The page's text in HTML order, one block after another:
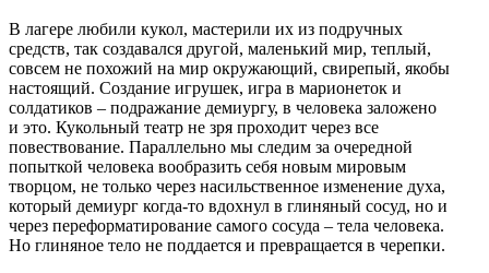
В лагере любили кукол, мастерили их из подручных
средств, так создавался другой, маленький мир, теплый,
совсем не похожий на мир окружающий, свирепый, якобы
настоящий. Создание игрушек, игра в марионеток и
солдатиков – подражание демиургу, в человека заложено
и это. Кукольный театр не зря проходит через все
повествование. Параллельно мы следим за очередной
попыткой человека вообразить себя новым мировым
творцом, не только через насильственное изменение духа,
который демиург когда-то вдохнул в глиняный сосуд, но и
через переформатирование самого сосуда – тела человека.
Но глиняное тело не поддается и превращается в черепки.